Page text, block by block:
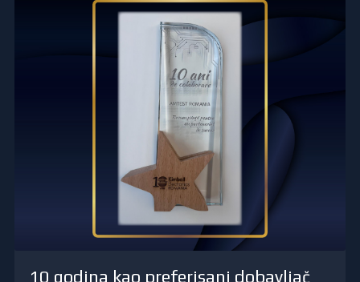
10 godina kao preferisani dobavljač